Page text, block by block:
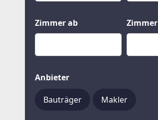
Zimmer ab
Anbieter
Bauträger Makler